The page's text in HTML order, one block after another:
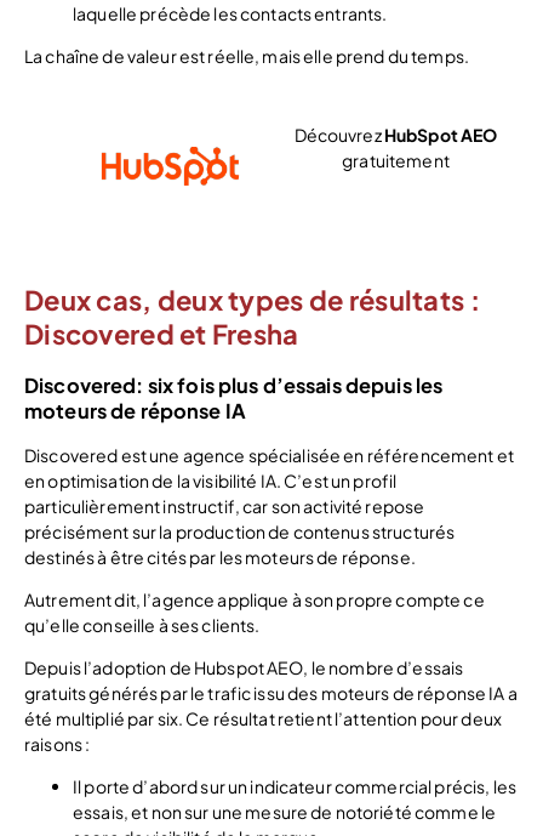
laquelle précède les contacts entrants.
La chaîne de valeur est réelle, mais elle prend du temps.
DécouvrezHubSpot AEO
gratuitement
Deux cas, deux types de résultats :
Discovered et Fresha
Discovered: six fois plus d’essais depuis les
moteurs de réponse IA
Discovered est une agence spécialisée en référencement et
en optimisation de la visibilité IA. C’est un profil
particulièrement instructif, car son activité repose
précisément sur la production de contenus structurés
destinés à être cités par les moteurs de réponse.
Autrement dit, l’agence applique à son propre compte ce
qu’elle conseille à ses clients.
Depuis l’adoption de Hubspot AEO, le nombre d’essais
gratuits générés par le trafic issu des moteurs de réponse IA a
été multiplié par six. Ce résultat retient l’attention pour deux
raisons :
Il porte d’abord sur un indicateur commercial précis, les
essais, et non sur une mesure de notoriété comme le